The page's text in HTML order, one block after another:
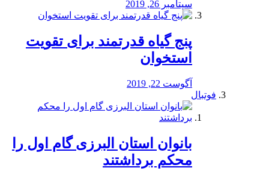
سپتامبر 26, 2019
پنج گیاه قدرتمند برای تقویت
استخوان
آگوست 22, 2019
فوتبال
بانوان استان البرزی گام اول را
محكم برداشتند